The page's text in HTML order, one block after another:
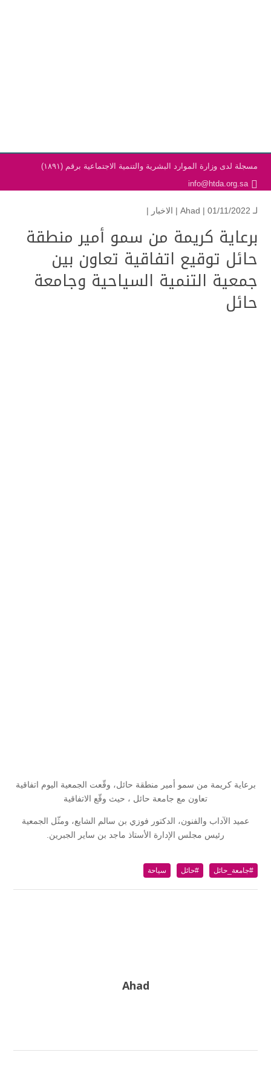
مسجلة لدى وزارة الموارد البشرية والتنمية الاجتماعية برقم (١٨٩١)
info@htda.org.sa
لـ Ahad | 01/11/2022 | الاخبار |
برعاية كريمة من سمو أمير منطقة
حائل توقيع اتفاقية تعاون بين
جمعية التنمية السياحية وجامعة
حائل
برعاية كريمة من سمو أمير منطقة حائل، وقّعت الجمعية اليوم اتفاقية
تعاون مع جامعة حائل ، حيث وقّع الاتفاقية
عميد الآداب والفنون، الدكتور فوزي بن سالم الشايع، ومثّل الجمعية
رئيس مجلس الإدارة الأستاذ ماجد بن ساير الجبرين.
#جامعة_حائل #حائل سياحة
Ahad